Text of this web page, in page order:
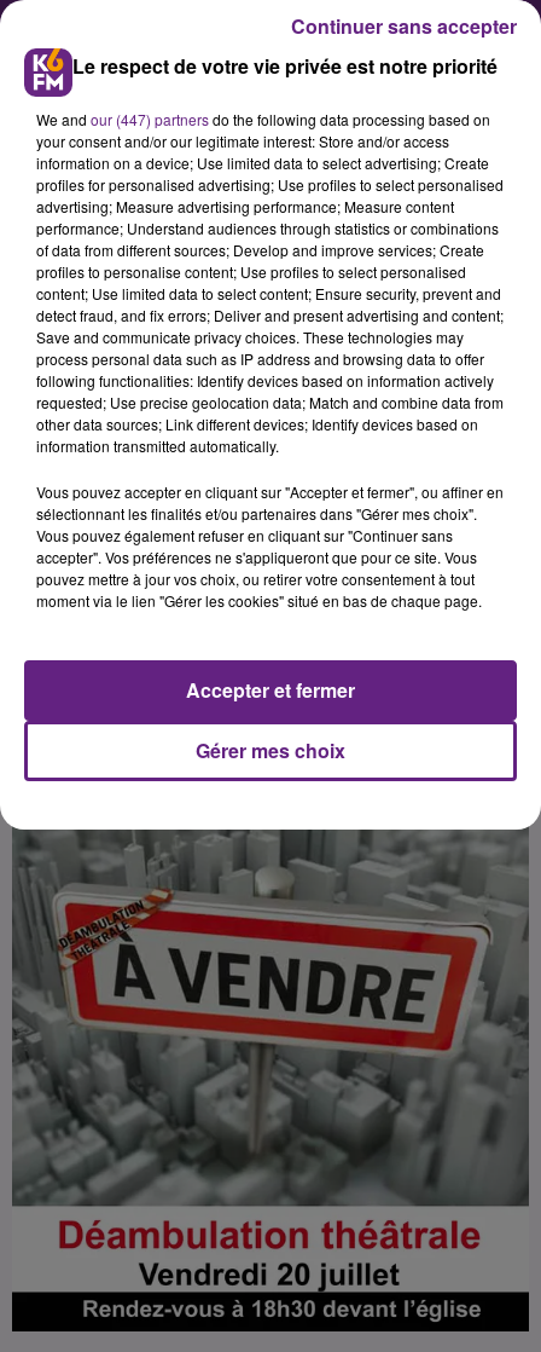
Saint-Apollinaire est à vendre !
Dans le cadre de la programmation
estivale « Un été à la Redoute », la
ville de Saint-Apollinaire propose
une déambulation théâtrale et
humoristique ce vendredi à 18h30.
Publié : 20 juillet 2018 à 4h00 par Fabrice Aubry
Le respect de votre vie privée est notre priorité
We and our (447) partnersdo the following data processing based on
your consent and/or our legitimate interest: Store and/or access
information on a device; Use limited data to select advertising; Create
profiles for personalised advertising; Use profiles to select personalised
advertising; Measure advertising performance; Measure content
performance; Understand audiences through statistics or combinations
of data from different sources; Develop and improve services; Create
profiles to personalise content; Use profiles to select personalised
content; Use limited data to select content; Ensure security, prevent and
detect fraud, and fix errors; Deliver and present advertising and content;
Save and communicate privacy choices. These technologies may
process personal data such as IP address and browsing data to offer
following functionalities: Identify devices based on information actively
requested; Use precise geolocation data; Match and combine data from
other data sources; Link different devices; Identify devices based on
information transmitted automatically.
Vous pouvez accepter en cliquant sur "Accepter et fermer", ou affiner en
sélectionnant les finalités et/ou partenaires dans "Gérer mes choix".
Vous pouvez également refuser en cliquant sur "Continuer sans
accepter". Vos préférences ne s'appliqueront que pour ce site. Vous
pouvez mettre à jour vos choix, ou retirer votre consentement à tout
moment via le lien "Gérer les cookies" situé en bas de chaque page.
Gérer mes choix
Accepter et fermer
Continuer sans accepter